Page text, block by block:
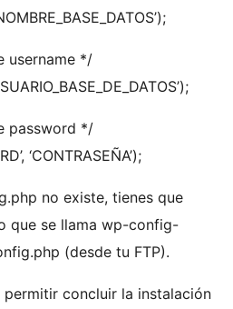
username */
password */
‘CONTRASEÑA’);
no existe, tienes que
que se llama wp-config-
(desde tu FTP).
concluir la instalación